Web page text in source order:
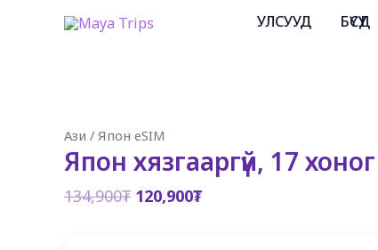
УЛСУУД БҮСҮҮД
Ази / Япон eSIM
Япон хязгааргүй, 17 хоног
134,900₮ Original
120,900₮Current